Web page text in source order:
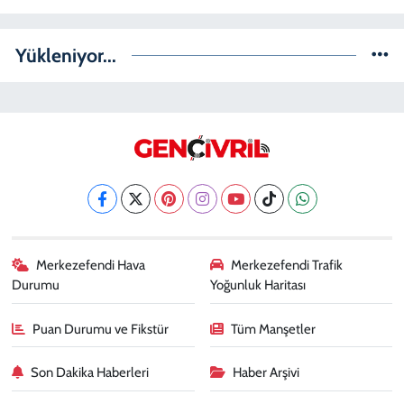
Yükleniyor...
Merkezefendi Hava
Durumu
Merkezefendi Trafik
Yoğunluk Haritası
Puan Durumu ve Fikstür Tüm Manşetler
Son Dakika Haberleri Haber Arşivi